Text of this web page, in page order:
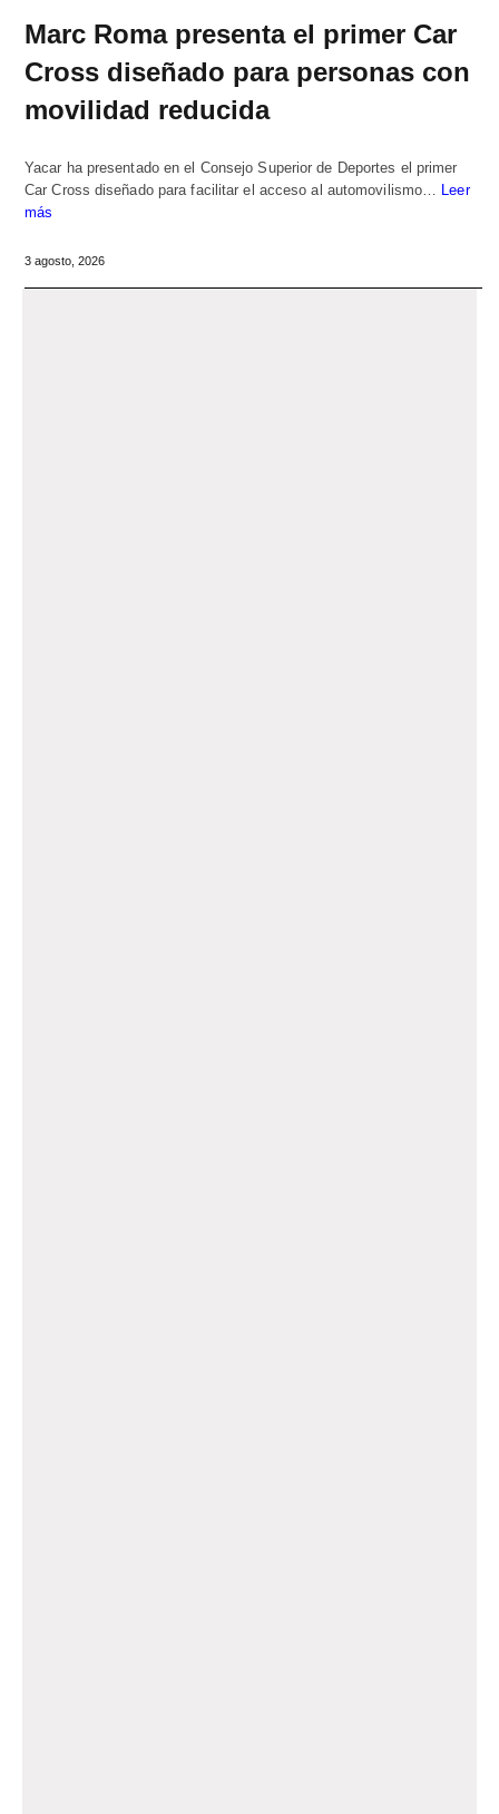
Marc Roma presenta el primer Car
Cross diseñado para personas con
movilidad reducida
Yacar ha presentado en el Consejo Superior de Deportes el primer
Car Cross diseñado para facilitar el acceso al automovilismo… Leer
más
3 agosto, 2026